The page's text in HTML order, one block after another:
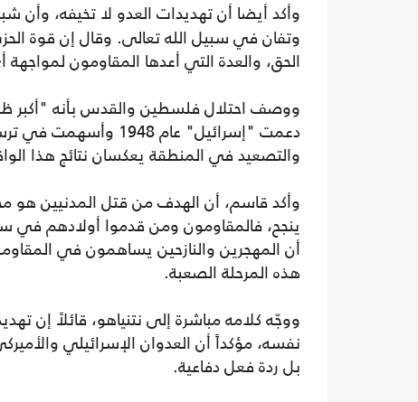
وأكد أيضا أن تهديدات العدو لا تخيفه، وأن
وتفان في سبيل الله تعالى. وقال إن قوة
الحق، والعدة التي أعدها المقاومون
ووصف احتلال فلسطين والقدس بأنه "أكبر
دعمت "إسرائيل" عام
والتصعيد في المنطقة يعكسان نتائج هذا
وأكد قاسم، أن الهدف من قتل المدنيين هو
ينجح، فالمقاومون ومن قدموا أولادهم في
أن المهجرين والنازحين يساهمون في
هذه المرحلة الصعبة.
ووجّه كلامه مباشرة إلى نتنياهو، قائلاً إن
نفسه، مؤكداً أن العدوان الإسرائيلي
بل ردة فعل دفاعية.